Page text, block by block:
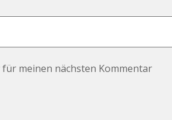
meinen nächsten Kommentar